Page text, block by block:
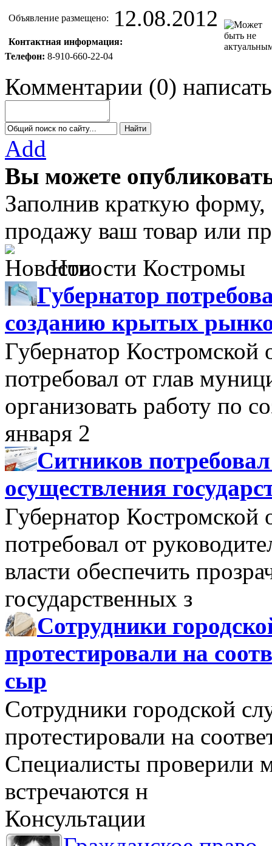
Объявление размещено: 12.08.2012
Контактная информация:
Телефон: 8-910-660-22-04
Комментарии (0) написать
Add
Вы можете
Заполнив краткую
продажу ваш товар или
Новости Костромы
Губернатор
созданию крытых
Губернатор Костромской
потребовал от глав
организовать работу по
января 2
Ситников
осуществления
Губернатор Костромской
потребовал от
власти обеспечить
государственных з
Сотрудники
протестировали на
сыр
Сотрудники городской
протестировали на
Специалисты проверили
встречаются н
Консультации